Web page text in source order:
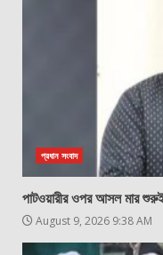
প্রধান সংবাদ
পাটওয়ারীর ওপর আসল মার
August 9, 2026 9:38 AM